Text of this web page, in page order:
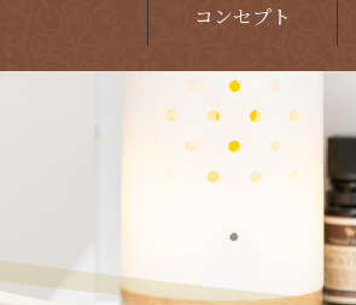
コンセプト